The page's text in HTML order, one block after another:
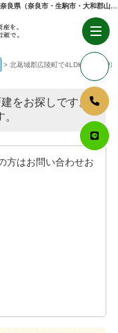
北葛城郡広陵町で4LDKの中古戸
をお探しです。
方はお問い合わせお